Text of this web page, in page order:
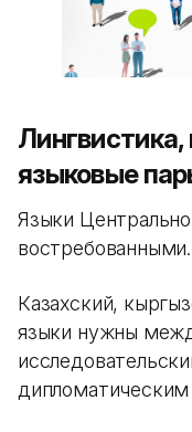
языковые
Языки
востребованными.
Казахский,
языки нужны